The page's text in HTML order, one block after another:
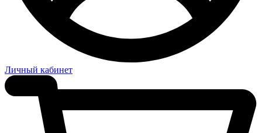
Личный кабинет